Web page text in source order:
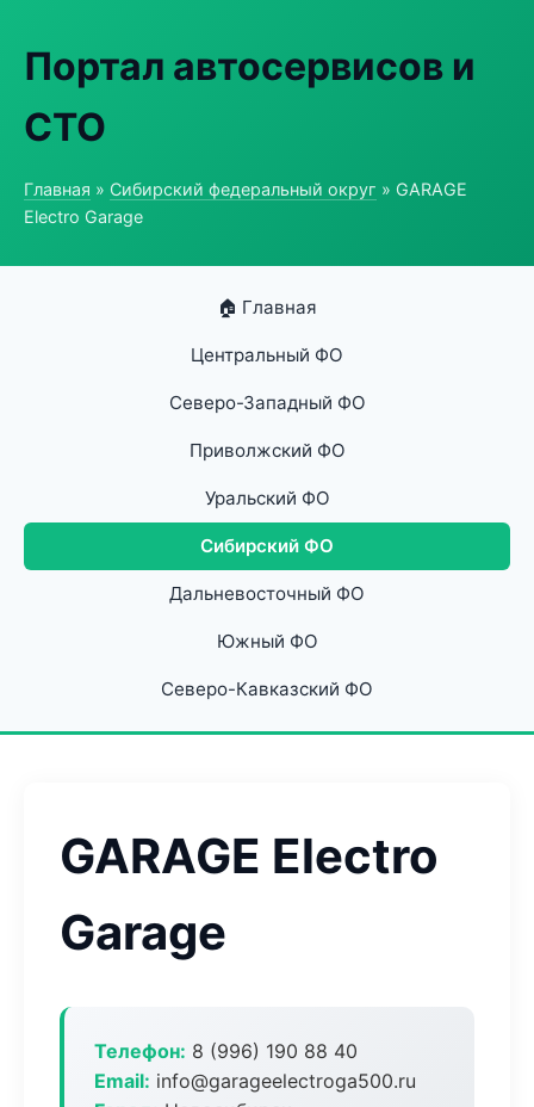
Портал автосервисов и
СТО
Главная » Сибирский федеральный округ » GARAGE
Electro Garage
🏠 Главная
Центральный ФО
Северо-Западный ФО
Приволжский ФО
Уральский ФО
Сибирский ФО
Дальневосточный ФО
Южный ФО
Северо-Кавказский ФО
GARAGE Electro
Garage
Телефон: 8 (996) 190 88 40
Email: info@garageelectroga500.ru